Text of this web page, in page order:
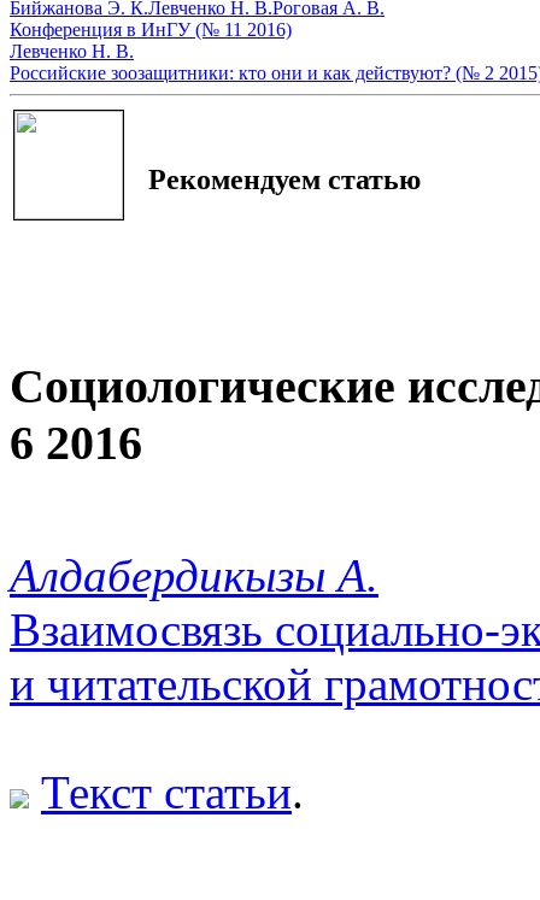
Бийжанова Э. К.Левченко Н. В.Роговая А. В.
Конференция в ИнГУ (№ 11 2016)
Левченко Н. В.
Российские зоозащитники: кто они и как действуют? (№ 2
Рекомендуем статью
Социологические
6 2016
Алдабердикызы А.
Взаимосвязь социально-
и читательской
Текст статьи.